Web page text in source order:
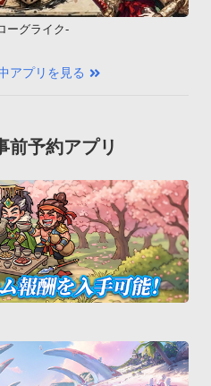
ーグライク-
アプリを見る
前予約アプリ